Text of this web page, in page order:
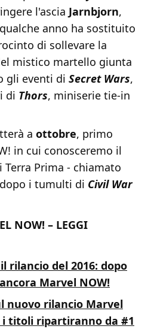
l'ascia Jarnbjorn,
anno ha sostituito
di sollevare la
mistico martello giunta
gli eventi di Secret Wars,
di Thors, miniserie tie-in
a ottobre, primo
in cui conosceremo il
Prima - chiamato
i tumulti di Civil War
NOW! – LEGGI
rilancio del 2016: dopo
Marvel NOW!
nuovo rilancio Marvel
titoli ripartiranno da #1